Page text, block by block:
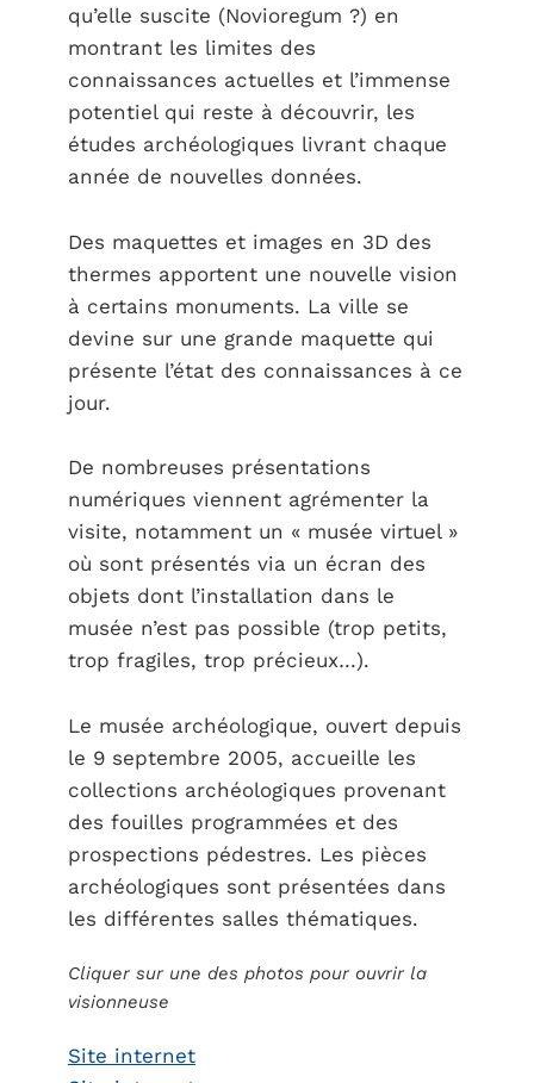
qu’elle suscite (Novioregum ?) en
montrant les limites des
connaissances actuelles et l’immense
potentiel qui reste à découvrir, les
études archéologiques livrant chaque
année de nouvelles données.
Des maquettes et images en 3D des
thermes apportent une nouvelle vision
à certains monuments. La ville se
devine sur une grande maquette qui
présente l’état des connaissances à ce
jour.
De nombreuses présentations
numériques viennent agrémenter la
visite, notamment un « musée virtuel »
où sont présentés via un écran des
objets dont l’installation dans le
musée n’est pas possible (trop petits,
trop fragiles, trop précieux…).
Le musée archéologique, ouvert depuis
le 9 septembre 2005, accueille les
collections archéologiques provenant
des fouilles programmées et des
prospections pédestres. Les pièces
archéologiques sont présentées dans
les différentes salles thématiques.
Cliquer sur une des photos pour ouvrir la
visionneuse
Site internet